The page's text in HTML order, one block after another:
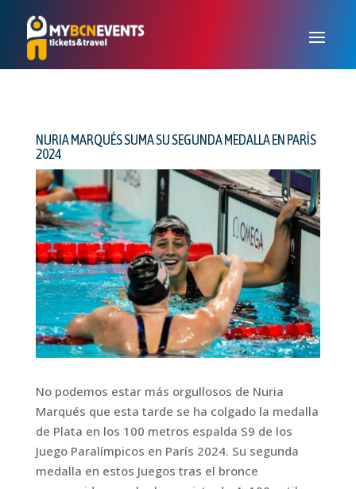
NURIA MARQUÉS SUMA SU SEGUNDA MEDALLA EN PARÍS
2024
No podemos estar más orgullosos de Nuria
Marqués que esta tarde se ha colgado la medalla
de Plata en los 100 metros espalda S9 de los
Juego Paralímpicos en París 2024. Su segunda
medalla en estos Juegos tras el bronce